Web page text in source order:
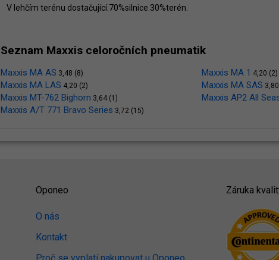
V lehčím terénu dostačující.70%silnice.30%terén.
Seznam Maxxis celoročních pneumatik
Maxxis MA AS 3,48 (8)
Maxxis MA LAS 4,20 (2)
Maxxis MT-762 Bighorn 3,64 (1)
Maxxis A/T 771 Bravo Series 3,72 (15)
Maxxis MA 1 4,20 (2)
Maxxis MA SAS
Maxxis AP2 All
Oponeo
O nás
Kontakt
Záruka